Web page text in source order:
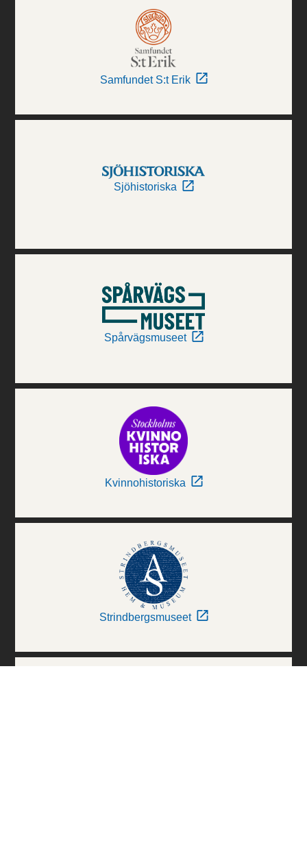
Samfundet S:t Erik
Sjöhistoriska
Spårvägsmuseet
Kvinnohistoriska
Strindbergsmuseet